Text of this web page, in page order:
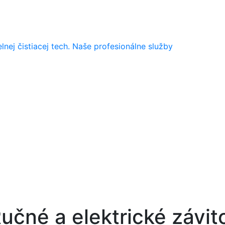
čistiacej tech. Naše profesionálne služby
a elektrické